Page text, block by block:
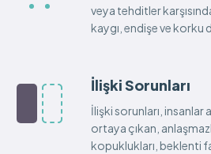
veya tehditler
kaygı, endişe ve korku
İlişki Sorunları
İlişki sorunları, insanlar
ortaya çıkan,
kopuklukları, beklenti